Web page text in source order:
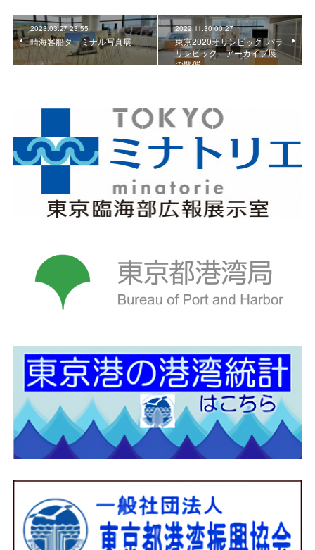
2023.03.27 23:55
晴海客船ターミナル写真展
2022.11.30 00:27
東京2020オリンピック･パラ
リンピック アーカイブ展
の開催